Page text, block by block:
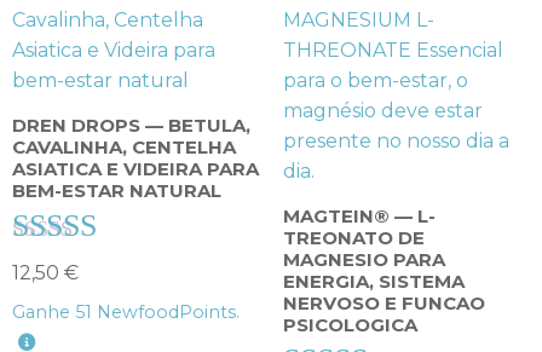
DREN DROPS — BETULA,
CAVALINHA, CENTELHA
ASIATICA E VIDEIRA PARA
BEM-ESTAR NATURAL
Avaliação
4.50
de 5
12,50 €
Ganhe 51 NewfoodPoints.
MAGTEIN® — L-
TREONATO DE
MAGNESIO PARA
ENERGIA, SISTEMA
NERVOSO E FUNCAO
PSICOLOGICA